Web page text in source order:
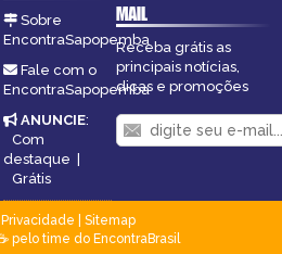
Sobre
EncontraSapopemba
Fale com o
EncontraSapopemba
ANUNCIE:
Com
destaque |
Grátis
MAIL
Receba grátis as
principais notícias,
dicas e promoções
Privacidade
Sitemap
pelo time do EncontraBrasil